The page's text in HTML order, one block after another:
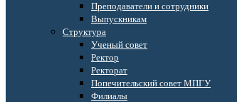
Преподаватели и сотрудники
Выпускникам
Структура
Ученый совет
Ректор
Ректорат
Попечительский совет МПГУ
Филиалы